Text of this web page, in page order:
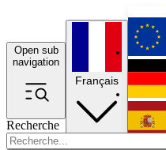
Open sub
navigation
Recherche
Français